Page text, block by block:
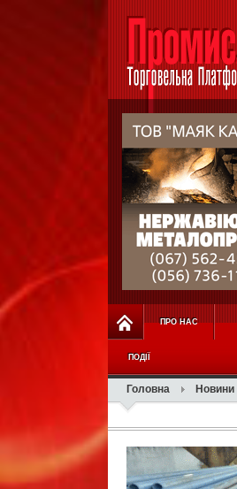
ПРО НАС
ПОДІЇ
Головна Новини